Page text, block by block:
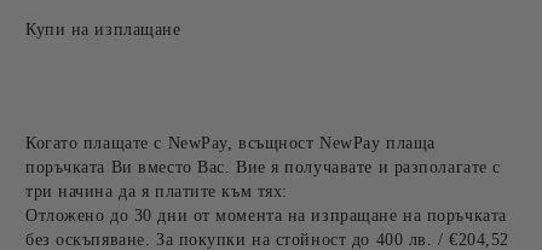
Купи на изплащане
Когато плащате с NewPay, всъщност NewPay плаща
поръчката Ви вместо Вас. Вие я получавате и разполагате с
три начина да я платите към тях:
Отложено до 30 дни от момента на изпращане на поръчката
без оскъпяване. За покупки на стойност до 400 лв. / €204,52